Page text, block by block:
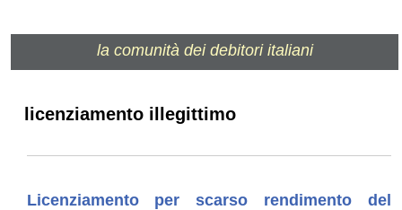
la comunità dei debitori italiani
licenziamento illegittimo
Licenziamento per scarso rendimento del